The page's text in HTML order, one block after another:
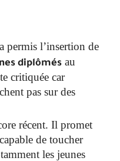
a permis l’insertion de
diplômés au
critiquée car
pas sur des
récent. Il promet
de toucher
les jeunes